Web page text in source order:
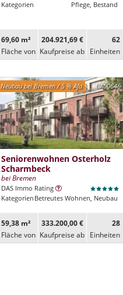
Kategorien
Pflege, Bestand
69,60 m²
Fläche von
204.921,69 €
Kaufpreise ab
62
Ein­heiten
DA00646
Neubau bei Bremen / 5 % Afa
Seniorenwohnen Osterholz
Scharmbeck
bei Bremen
DAS Immo Rating
Kategorien Betreutes Wohnen, Neubau
59,38 m²
Fläche von
333.200,00 €
Kaufpreise ab
28
Ein­heiten